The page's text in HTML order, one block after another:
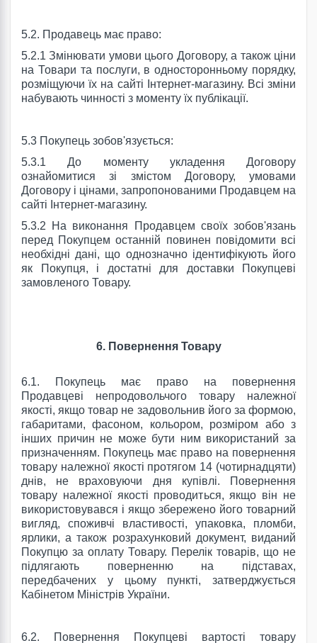
5.2. Продавець має право:
5.2.1 Змінювати умови цього Договору, а також ціни
на Товари та послуги, в односторонньому порядку,
розміщуючи їх на сайті Інтернет-магазину. Всі зміни
набувають чинності з моменту їх публікації.
5.3 Покупець зобов'язується:
5.3.1 До моменту укладення Договору
ознайомитися зі змістом Договору, умовами
Договору і цінами, запропонованими Продавцем на
сайті Інтернет-магазину.
5.3.2 На виконання Продавцем своїх зобов'язань
перед Покупцем останній повинен повідомити всі
необхідні дані, що однозначно ідентифікують його
як Покупця, і достатні для доставки Покупцеві
замовленого Товару.
6. Повернення Товару
6.1. Покупець має право на повернення
Продавцеві непродовольчого товару належної
якості, якщо товар не задовольнив його за формою,
габаритами, фасоном, кольором, розміром або з
інших причин не може бути ним використаний за
призначенням. Покупець має право на повернення
товару належної якості протягом 14 (чотирнадцяти)
днів, не враховуючи дня купівлі. Повернення
товару належної якості проводиться, якщо він не
використовувався і якщо збережено його товарний
вигляд, споживчі властивості, упаковка, пломби,
ярлики, а також розрахунковий документ, виданий
Покупцю за оплату Товару. Перелік товарів, що не
підлягають поверненню на підставах,
передбачених у цьому пункті, затверджується
Кабінетом Міністрів України.
6.2. Повернення Покупцеві вартості товару